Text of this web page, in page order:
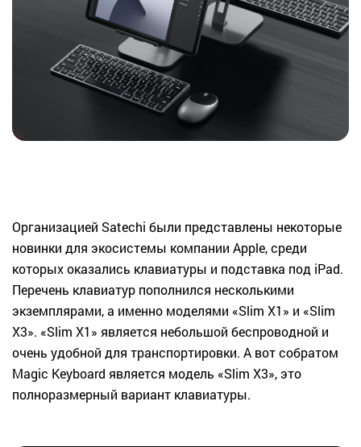
Организацией Satechi были представлены некоторые
новинки для экосистемы компании Apple, среди
которых оказались клавиатуры и подставка под iPad.
Перечень клавиатур пополнился несколькими
экземплярами, а именно моделями «Slim X1» и «Slim
X3». «Slim X1» является небольшой беспроводной и
очень удобной для транспортировки. А вот собратом
Magic Keyboard является модель «Slim X3», это
полноразмерный вариант клавиатуры.